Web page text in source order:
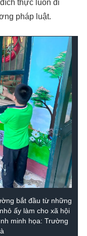
thực luôn đi
pháp luật.
bắt đầu từ những
ấy làm cho xã hội
minh họa: Trường